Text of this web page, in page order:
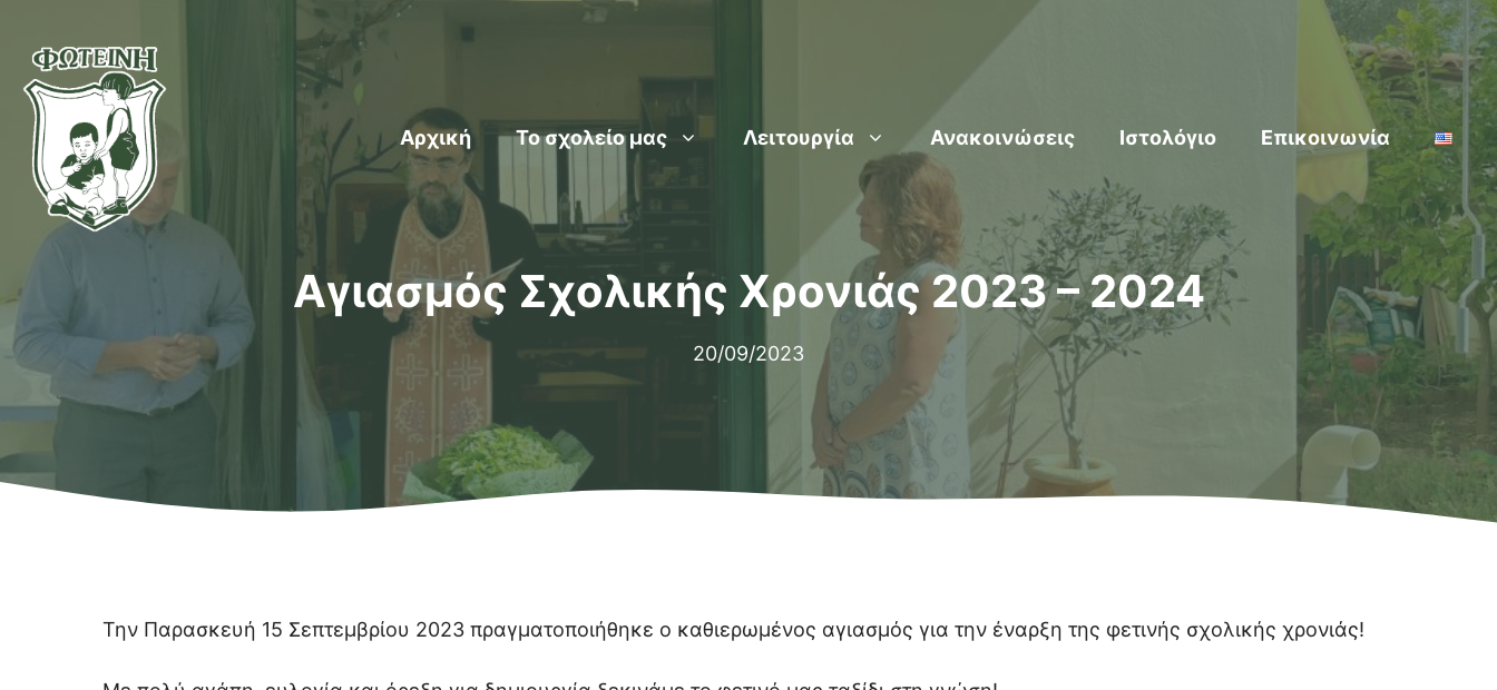
περιεχόμενο
Αρχική Το σχολείο μας Λειτουργία Ανακοινώσεις Ιστολόγιο Επικοινωνία
Αγιασμός Σχολικής Χρονιάς 2023 – 2024
20/09/2023
Την Παρασκευή 15 Σεπτεμβρίου 2023 πραγματοποιήθηκε ο καθιερωμένος αγιασμός για την έναρξη της φετινής σχολικής χρονιάς!